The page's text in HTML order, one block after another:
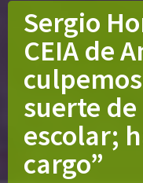
Sergio
CEIA de
suerte
escolar;
cargo”